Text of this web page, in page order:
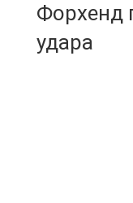
Форхенд
удара